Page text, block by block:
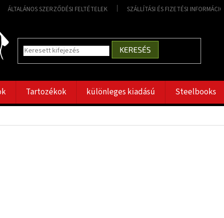
ÁLTALÁNOS SZERZŐDÉSI FELTÉTELEK SZÁLLÍTÁSI ÉS FIZETÉSI INFORMÁCIÓK
KERESÉS
Tartozékok különleges kiadású Steelbooks